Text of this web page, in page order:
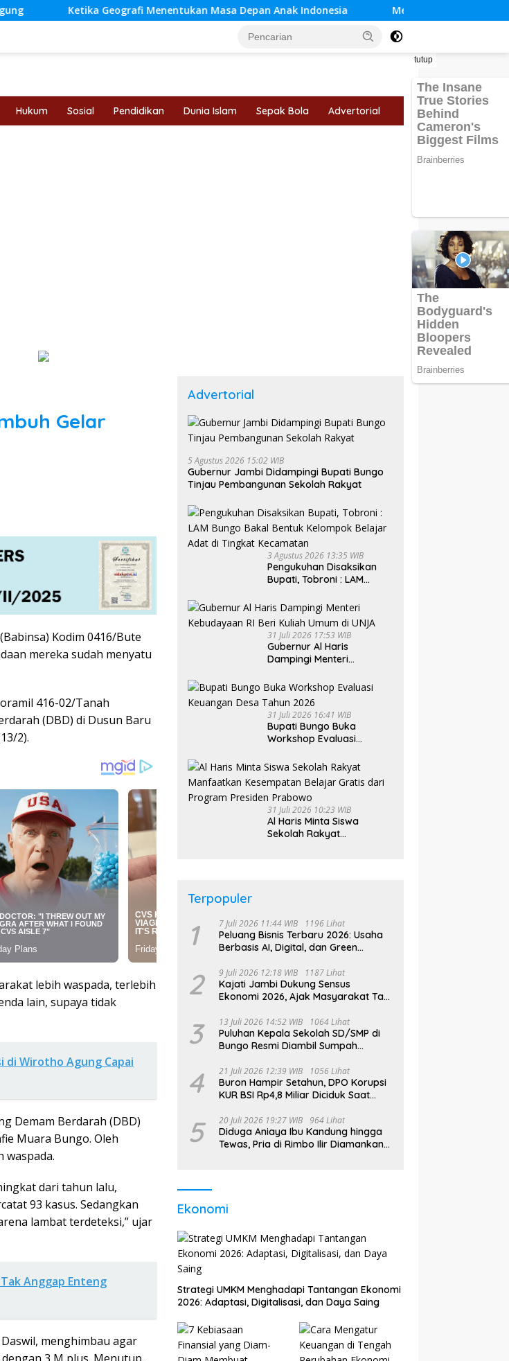
Geografi Menentukan Masa Depan Anak Indonesia Mengapa Cinta Tidak Selalu Harus
tutup
Hukum Sosial Pendidikan Dunia Islam Sepak Bola Advertorial
Gelar
Kodim 0416/Bute
mereka sudah menyatu
416-02/Tanah
(DBD) di Dusun Baru
2).
lebih waspada, terlebih
lain, supaya tidak
di Wirotho Agung Capai
Demam Berdarah (DBD)
Muara Bungo. Oleh
waspada.
dari tahun lalu,
93 kasus. Sedangkan
lambat terdeteksi,” ujar
Anggap Enteng
menghimbau agar
Advertorial
5 Agustus 2026 15:02 WIB
Gubernur Jambi Didampingi Bupati Bungo
Tinjau Pembangunan Sekolah Rakyat
3 Agustus 2026 13:35 WIB
Pengukuhan Disaksikan
Bupati, Tobroni : LAM
Kelompok Belajar Adat di
Tingkat Kecamatan
31 Juli 2026 17:53 WIB
Gubernur Al Haris
Dampingi Menteri
Umum di UNJA
31 Juli 2026 16:41 WIB
Bupati Bungo Buka
Workshop Evaluasi
2026
31 Juli 2026 10:23 WIB
Al Haris Minta Siswa
Sekolah Rakyat
Terpopuler
1 7 Juli 2026 11:44 WIB 1196 Lihat
Peluang Bisnis Terbaru 2026: Usaha
Berbasis AI, Digital, dan Green
2 9 Juli 2026 12:18 WIB 1187 Lihat
Kajati Jambi Dukung Sensus
Ekonomi 2026, Ajak Masyarakat Tak
3 13 Juli 2026 14:52 WIB 1064 Lihat
Puluhan Kepala Sekolah SD/SMP di
Bungo Resmi Diambil Sumpah
4 21 Juli 2026 12:39 WIB 1056 Lihat
Buron Hampir Setahun, DPO Korupsi
KUR BSI Rp4,8 Miliar Diciduk Saat
5 20 Juli 2026 19:27 WIB 964 Lihat
Diduga Aniaya Ibu Kandung hingga
Tewas, Pria di Rimbo Ilir Diamankan
Ekonomi
Strategi UMKM Menghadapi Tantangan Ekonomi
2026: Adaptasi, Digitalisasi, dan Daya Saing